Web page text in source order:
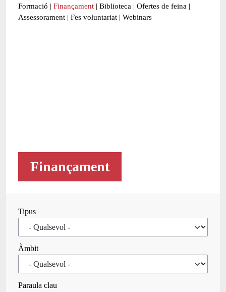
Formació | Finançament | Biblioteca | Ofertes de feina |
Assessorament | Fes voluntariat | Webinars
Finançament
Tipus
Àmbit
Paraula clau